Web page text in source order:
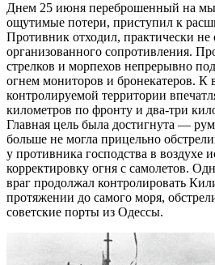
Днем 25 июня переброшенный на
ощутимые потери, приступил к
Противник отходил, практически не
организованного сопротивления.
стрелков и морпехов непрерывно
огнем мониторов и бронекатеров. К
контролируемой территории
километров по фронту и два-три
Главная цель была достигнута —
больше не могла прицельно
у противника господства в воздухе
корректировку огня с самолетов.
враг продолжал контролировать
протяжении до самого моря,
советские порты из Одессы.